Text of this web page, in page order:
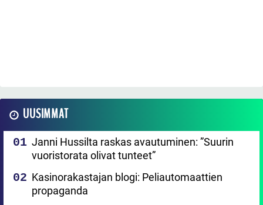
UUSIMMAT
Janni Hussilta raskas avautuminen: ”Suurin
vuoristorata olivat tunteet”
Kasinorakastajan blogi: Peliautomaattien
propaganda